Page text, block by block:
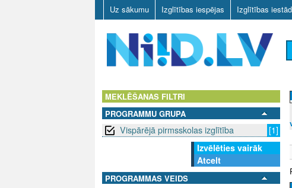
Uz sākumu Izglītības iespējas Izglītības
MEKLĒŠANAS FILTRI
PROGRAMMU GRUPA
Vispārējā pirmsskolas izglītība
[1]
Izvēlēties vairāk
Atcelt
PROGRAMMAS VEIDS